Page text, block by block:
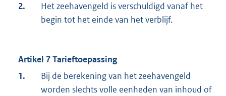
2.
Het zeehavengeld is verschuldigd vanaf het
begin tot het einde van het verblijf.
Artikel 7 Tarieftoepassing
1.
Bij de berekening van het zeehavengeld
worden slechts volle eenheden van inhoud of